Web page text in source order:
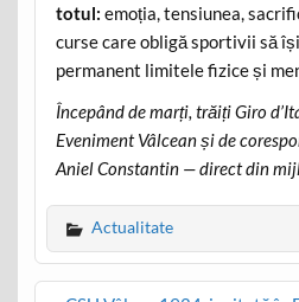
totul: emoția, tensiunea,
curse care obligă sportivii să
permanent limitele fizice și
Începând de marți, trăiți Giro
Eveniment Vâlcean și de
Aniel Constantin — direct din
Actualitate